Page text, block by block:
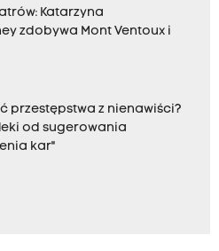
Katarzyna
zdobywa Mont Ventoux i
przestępstwa z nienawiści?
od sugerowania
kar"